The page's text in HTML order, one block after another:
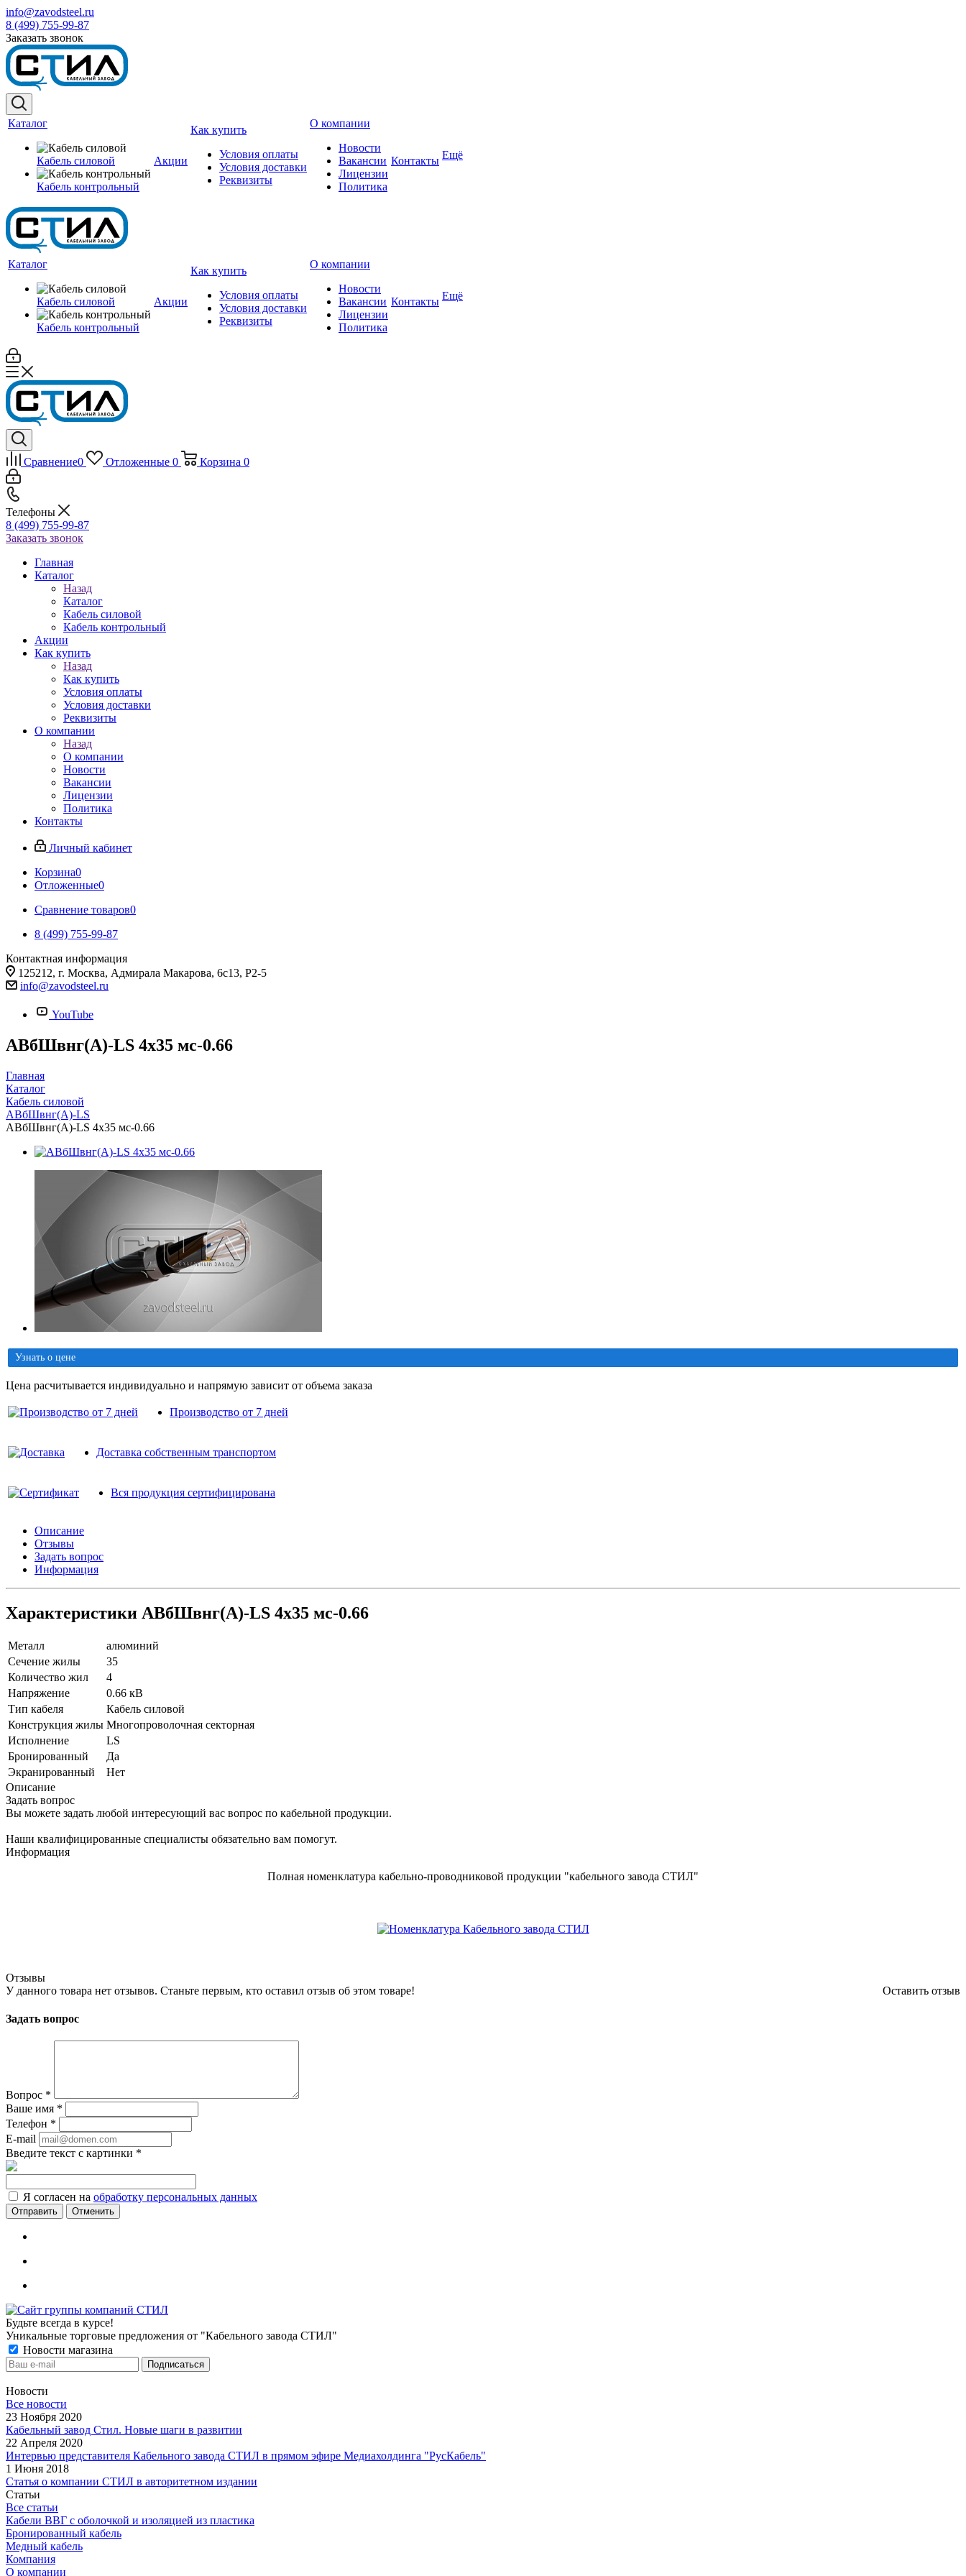
info@zavodsteel.ru
8 (499) 755-99-87
Заказать звонок
Каталог
Кабель силовой
Кабель контрольный
Акции
Как купить
Условия оплаты
Условия доставки
Реквизиты
О компании
Новости
Вакансии
Лицензии
Политика
Контакты Ещё
Каталог
Кабель силовой
Кабель контрольный
Акции
Как купить
Условия оплаты
Условия доставки
Реквизиты
О компании
Новости
Вакансии
Лицензии
Политика
Контакты Ещё
Сравнение0 Отложенные 0 Корзина 0
Телефоны
8 (499) 755-99-87
Заказать звонок
Главная
Каталог
Назад
Каталог
Кабель силовой
Кабель контрольный
Акции
Как купить
Назад
Как купить
Условия оплаты
Условия доставки
Реквизиты
О компании
Назад
О компании
Новости
Вакансии
Лицензии
Политика
Контакты
Личный кабинет
Корзина0
Отложенные0
Сравнение товаров0
8 (499) 755-99-87
Контактная информация
125212, г. Москва, Адмирала Макарова, 6с13, Р2-5
info@zavodsteel.ru
YouTube
АВбШвнг(A)-LS 4х35 мс-0.66
Главная
Каталог
Кабель силовой
АВбШвнг(A)-LS
АВбШвнг(A)-LS 4х35 мс-0.66
Узнать о цене
Цена расчитывается индивидуально и напрямую зависит от объема заказа
Производство от 7 дней
Доставка собственным транспортом
Вся продукция сертифицирована
Описание
Отзывы
Задать вопрос
Информация
Характеристики АВбШвнг(A)-LS 4х35 мс-0.66
Металл
алюминий
Сечение жилы
35
Количество жил
4
Напряжение
0.66 кВ
Тип кабеля
Кабель силовой
Конструкция жилы Многопроволочная секторная
Исполнение
LS
Бронированный
Да
Экранированный
Нет
Описание
Задать вопрос
Вы можете задать любой интересующий вас вопрос по кабельной продукции.
Наши квалифицированные специалисты обязательно вам помогут.
Информация
Полная номенклатура кабельно-проводниковой продукции "кабельного завода СТИЛ"
Отзывы
Оставить отзыв
У данного товара нет отзывов. Станьте первым, кто оставил отзыв об этом товаре!
Задать вопрос
Вопрос *
Ваше имя *
Телефон *
E-mail
Введите текст с картинки *
Я согласен на обработку персональных данных
Отменить
Будьте всегда в курсе!
Уникальные торговые предложения от "Кабельного завода СТИЛ"
Новости магазина
Новости
Все новости
23 Ноября 2020
Кабельный завод Стил. Новые шаги в развитии
22 Апреля 2020
Интервью представителя Кабельного завода СТИЛ в прямом эфире Медиахолдинга "РусКабель"
1 Июня 2018
Статья о компании СТИЛ в авторитетном издании
Статьи
Все статьи
Кабели ВВГ с оболочкой и изоляцией из пластика
Бронированный кабель
Медный кабель
Компания
О компании